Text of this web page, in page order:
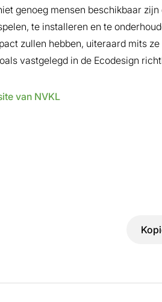
genoeg mensen beschikbaar
te installeren en te
zullen hebben, uiteraard mits
vastgelegd in de Ecodesign
van NVKL